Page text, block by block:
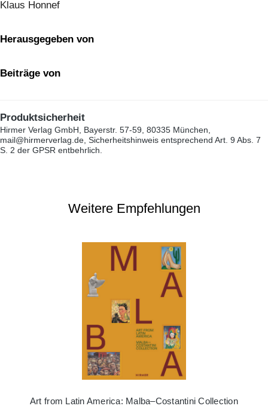
Klaus Honnef
Herausgegeben von
Beiträge von
Produktsicherheit
Hirmer Verlag GmbH, Bayerstr. 57-59, 80335 München,
mail@hirmerverlag.de, Sicherheitshinweis entsprechend Art. 9 Abs. 7
S. 2 der GPSR entbehrlich.
Weitere Empfehlungen
Art from Latin America: Malba–Costantini Collection